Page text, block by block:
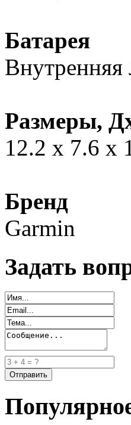
Батарея
Внутренняя
Размеры,
12.2 x 7.6 x
Бренд
Garmin
Задать